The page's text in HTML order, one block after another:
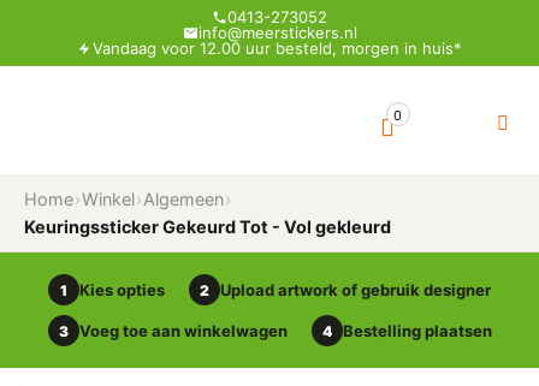
0413-273052
info@meerstickers.nl
Vandaag voor 12.00 uur besteld, morgen in huis*
0
Home›Winkel›Algemeen›
Keuringssticker Gekeurd Tot - Vol gekleurd
1 Kies opties 2 Upload artwork of gebruik designer
3 Voeg toe aan winkelwagen 4 Bestelling plaatsen